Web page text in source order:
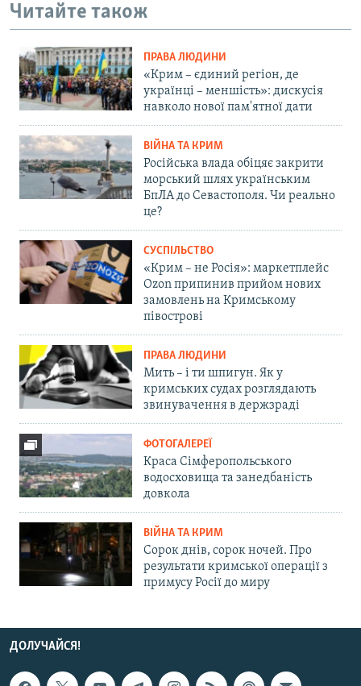
Читайте також
ПРАВА ЛЮДИНИ
«Крим – єдиний регіон, де
українці – меншість»: дискусія
навколо нової пам'ятної дати
ВІЙНА ТА КРИМ
Російська влада обіцяє закрити
морський шлях українським
БпЛА до Севастополя. Чи реально
це?
СУСПІЛЬСТВО
«Крим – не Росія»: маркетплейс
Ozon припинив прийом нових
замовлень на Кримському
півострові
ПРАВА ЛЮДИНИ
Мить – і ти шпигун. Як у
кримських судах розглядають
звинувачення в держзраді
ФОТОГАЛЕРЕЇ
Краса Сімферопольського
водосховища та занедбаність
довкола
ВІЙНА ТА КРИМ
Сорок днів, сорок ночей. Про
результати кримської операції з
примусу Росії до миру
ДОЛУЧАЙСЯ!